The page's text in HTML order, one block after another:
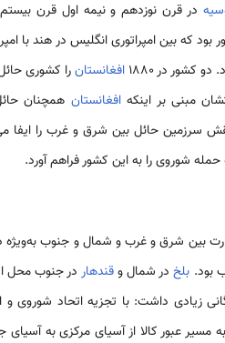
در قرن نوزدهم و نیمه اول قرن
بود که بین امپراتوری انگلیس در هند با
کشور در ۱۸۸۰
افغانستانرا کشوری
مبنی بر اینکهافغانستان همچنان
سرزمین حائل بین شرق و غرب را ایفا
شوروی را به این کشور فراهم آورد.
بین شرق و غرب و شمال و جنوب به‌ویژه
بود. بلخدر شمال وقندهار در جنوب محل
زیادی داشت: با تجزیه اتحاد شوروی
مسیر عبور کالا از آسیای مرکزی به